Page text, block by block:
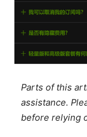
Parts of this
assistance.
before relying